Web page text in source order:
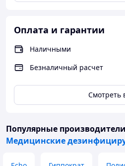
- в медицинских центрах и
Срок храненияв
разбавленном 30 суток.
Оплата и гарантии
Наличными
Безналичный расчет
Смотреть
Популярные производители
Медицинские